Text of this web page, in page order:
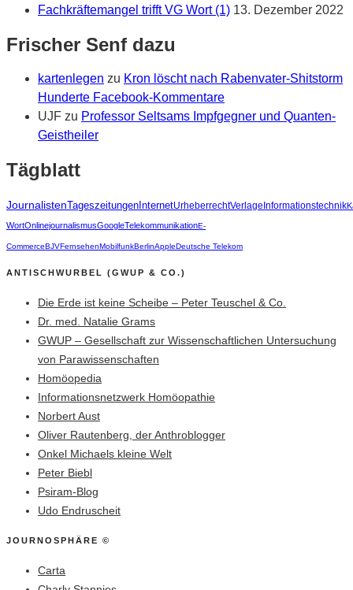
Fachkräftemangel trifft VG Wort (1) 13. Dezember 2022
Frischer Senf dazu
kartenlegen zu Kron löscht nach Rabenvater-Shitstorm
Hunderte Facebook-Kommentare
UJF zu Professor Seltsams Impfgegner und Quanten-
Geistheiler
Tägblatt
JournalistenTageszeitungen InternetUrheberrechtVerlage Informationstechnik
WortOnlinejournalismusGoogleTelekommunikationE-
CommerceBJVFernsehenMobilfunkBerlinAppleDeutsche Telekom
ANTISCHWURBEL (GWUP & CO.)
Die Erde ist keine Scheibe – Peter Teuschel & Co.
Dr. med. Natalie Grams
GWUP – Gesellschaft zur Wissenschaftlichen Untersuchung
von Parawissenschaften
Homöopedia
Informationsnetzwerk Homöopathie
Norbert Aust
Oliver Rautenberg, der Anthroblogger
Onkel Michaels kleine Welt
Peter Biebl
Psiram-Blog
Udo Endruscheit
JOURNOSPHÄRE ©
Carta